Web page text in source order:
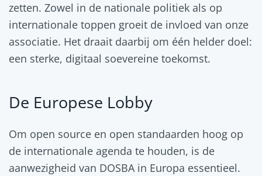
zetten. Zowel in de nationale politiek als op
internationale toppen groeit de invloed van onze
associatie. Het draait daarbij om één helder doel:
een sterke, digitaal soevereine toekomst.
De Europese Lobby
Om open source en open standaarden hoog op
de internationale agenda te houden, is de
aanwezigheid van DOSBA in Europa essentieel.